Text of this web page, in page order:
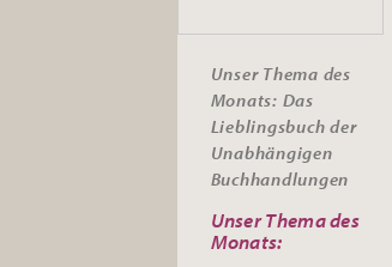
Unser Thema des
Monats: Das
Lieblingsbuch der
Unabhängigen
Buchhandlungen
Unser Thema des
Monats: